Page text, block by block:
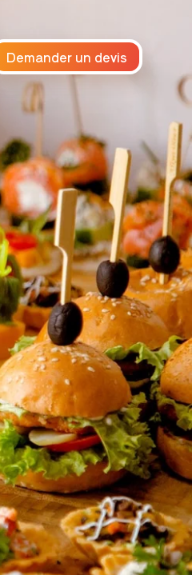
Demander un devis